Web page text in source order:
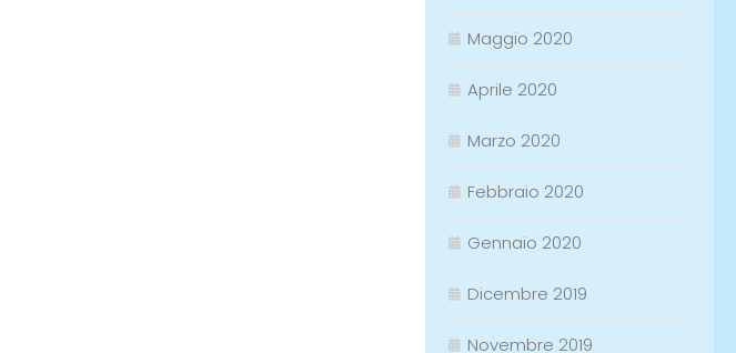
Maggio 2020
Aprile 2020
Marzo 2020
Febbraio 2020
Gennaio 2020
Dicembre 2019
Novembre 2019